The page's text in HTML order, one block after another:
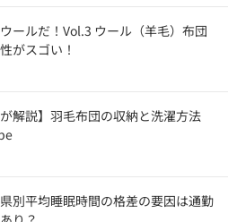
ールだ！Vol.3 ウール（羊毛）布団
がスゴい！
が解説】羽毛布団の収納と洗濯方法
別平均睡眠時間の格差の要因は通勤